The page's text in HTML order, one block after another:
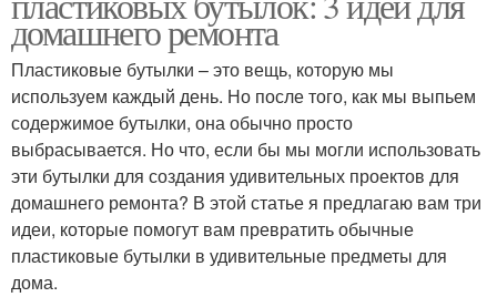
домашнего ремонта
Пластиковые бутылки – это вещь, которую мы
используем каждый день. Но после того, как мы выпьем
содержимое бутылки, она обычно просто
выбрасывается. Но что, если бы мы могли использовать
эти бутылки для создания удивительных проектов для
домашнего ремонта? В этой статье я предлагаю вам три
идеи, которые помогут вам превратить обычные
пластиковые бутылки в удивительные предметы для
дома.